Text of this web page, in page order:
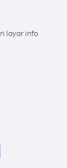
layar info